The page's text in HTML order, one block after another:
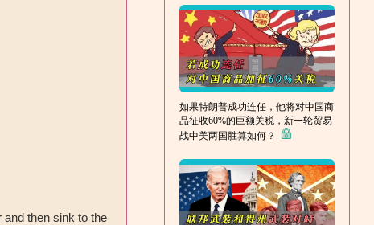
then sink to the
如果特朗普成功连任，他将对中国商
品征收60%的巨额关税，新一轮贸易
战中美两国胜算如何？